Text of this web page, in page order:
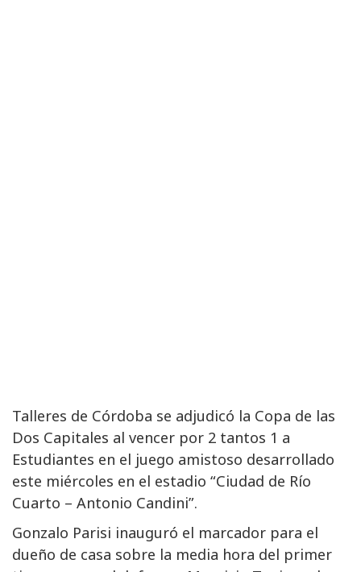
Talleres de Córdoba se adjudicó la Copa de las
Dos Capitales al vencer por 2 tantos 1 a
Estudiantes en el juego amistoso desarrollado
este miércoles en el estadio “Ciudad de Río
Cuarto – Antonio Candini”.
Gonzalo Parisi inauguró el marcador para el
dueño de casa sobre la media hora del primer